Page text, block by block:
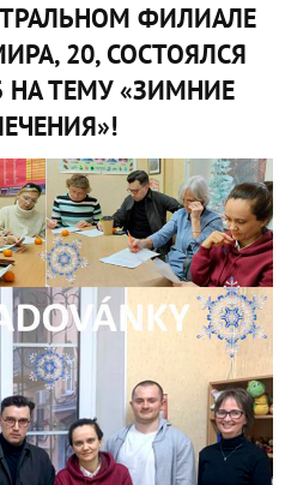
ФИЛИАЛЕ
20, СОСТОЯЛСЯ
ТЕМУ «ЗИМНИЕ